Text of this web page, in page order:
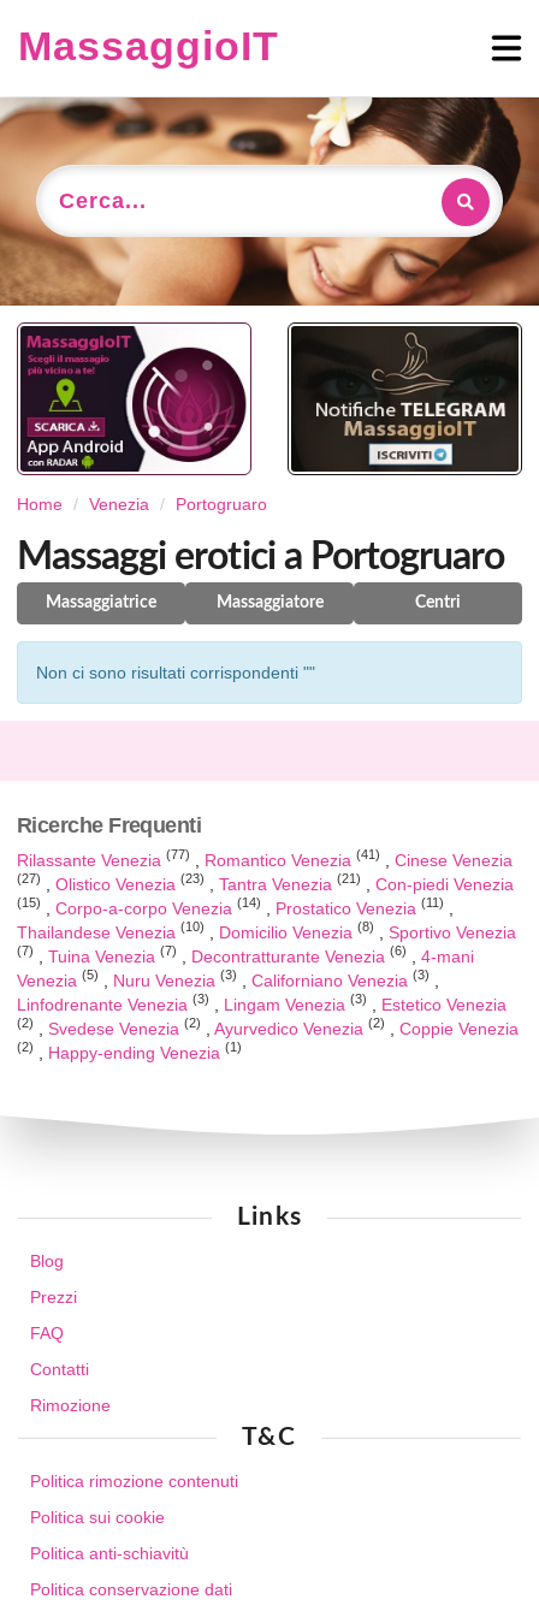
MassaggioIT
Cerca...
Home Venezia Portogruaro
Massaggi erotici a Portogruaro
Massaggiatrice Massaggiatore Centri
Non ci sono risultati corrispondenti ""
Ricerche Frequenti
Rilassante Venezia (77) Romantico Venezia (41) Cinese Venezia
(27) Olistico Venezia (23) Tantra Venezia (21) Con-piedi Venezia
(15) Corpo-a-corpo Venezia (14) Prostatico Venezia (11)
Thailandese Venezia (10) Domicilio Venezia (8) Sportivo Venezia
(7) Tuina Venezia (7) Decontratturante Venezia (6)
4-mani
Venezia (5) Nuru Venezia (3) Californiano Venezia (3)
Linfodrenante Venezia (3) Lingam Venezia (3) Estetico Venezia
(2) Svedese Venezia (2) Ayurvedico Venezia (2) Coppie Venezia
(2) Happy-ending Venezia (1)
Links
Blog
Prezzi
FAQ
Contatti
Rimozione
T&C
Politica rimozione contenuti
Politica sui cookie
Politica anti-schiavitù
Politica conservazione dati